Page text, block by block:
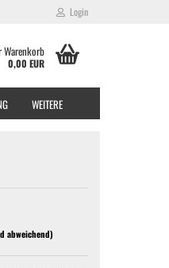
Login
Warenkorb
0,00 EUR
WEITERE
abweichend)